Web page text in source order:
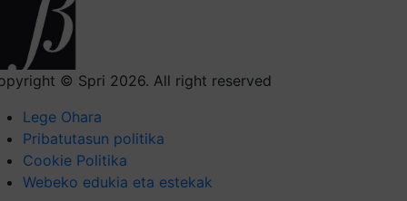
© Spri 2026. All right reserved
Lege Ohara
Pribatutasun politika
Cookie Politika
Webeko edukia eta estekak